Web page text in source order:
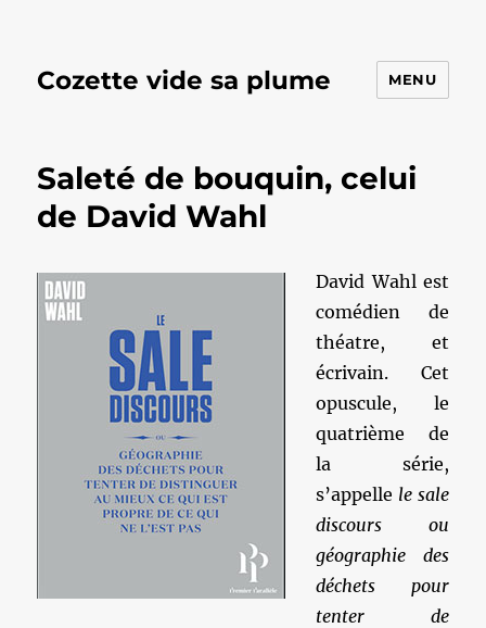
Cozette vide sa plume MENU
Saleté de bouquin, celui
de David Wahl
David Wahl est
comédien de
théatre, et
écrivain. Cet
opuscule, le
quatrième de
la série,
s’appelle le sale
discours ou
géographie des
déchets pour
tenter de